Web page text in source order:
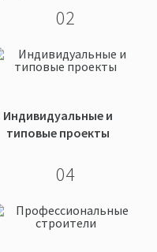
02
Индивидуальные и
типовые проекты
04